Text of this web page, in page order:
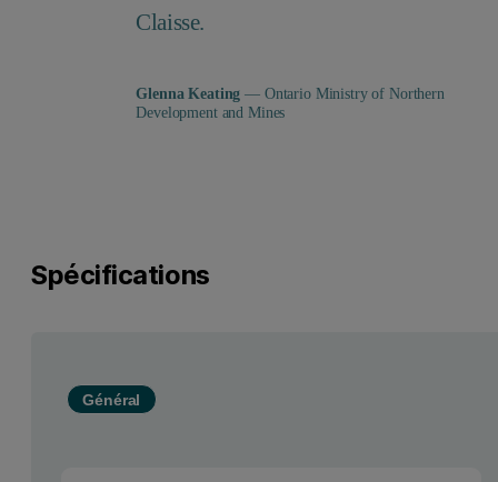
Claisse.
Glenna Keating — Ontario Ministry of Northern
Development and Mines
Spécifications
Général